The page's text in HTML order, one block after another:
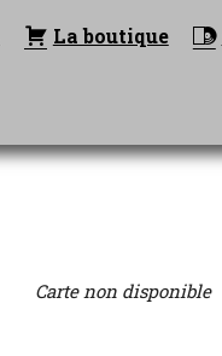
La boutique
Carte non disponible